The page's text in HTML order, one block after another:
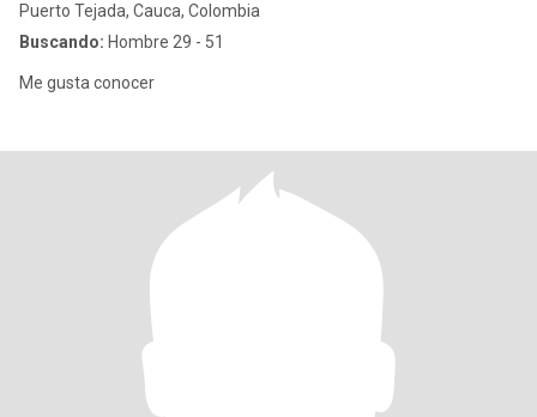
Puerto Tejada, Cauca, Colombia
Buscando: Hombre 29 - 51
Me gusta conocer